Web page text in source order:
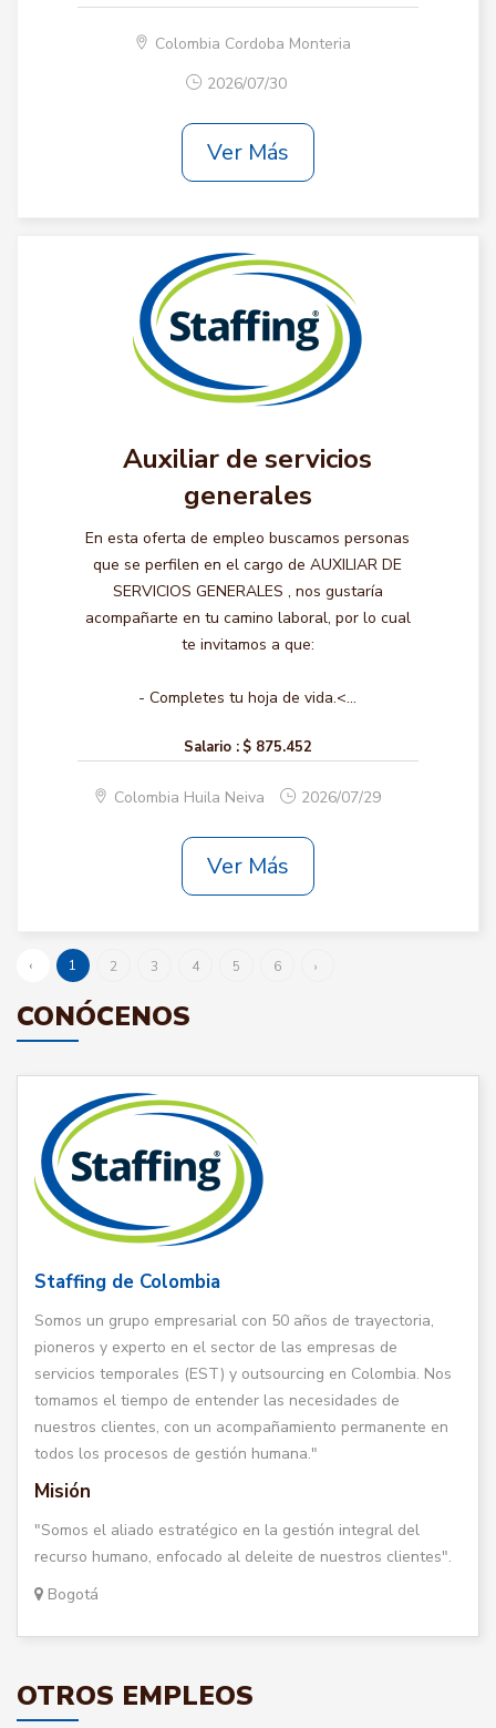
Colombia Cordoba Monteria
2026/07/30
Ver Más
Auxiliar de servicios
generales
En esta oferta de empleo buscamos personas
que se perfilen en el cargo de AUXILIAR DE
SERVICIOS GENERALES , nos gustaría
acompañarte en tu camino laboral, por lo cual
te invitamos a que:
- Completes tu hoja de vida.<...
Salario : $ 875.452
Colombia Huila Neiva 2026/07/29
Ver Más
‹ 1 2 3 4 5 6 ›
CONÓCENOS
Staffing de Colombia
Somos un grupo empresarial con 50 años de trayectoria,
pioneros y experto en el sector de las empresas de
servicios temporales (EST) y outsourcing en Colombia. Nos
tomamos el tiempo de entender las necesidades de
nuestros clientes, con un acompañamiento permanente en
todos los procesos de gestión humana."
Misión
"Somos el aliado estratégico en la gestión integral del
recurso humano, enfocado al deleite de nuestros clientes".
Bogotá
OTROS EMPLEOS